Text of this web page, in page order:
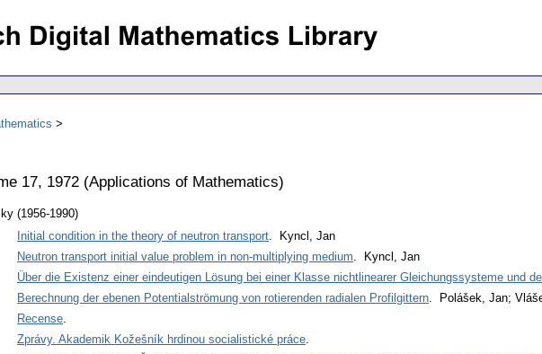
17, 1972 (Applications of Mathematics)
(1956-1990)
Initial condition in the theory of neutron transport. Kyncl, Jan
Neutron transport initial value problem in non-multiplying medium. Kyncl, Jan
Über die Existenz einer eindeutigen Lösung bei einer Klasse nichtlinearer Gleichungssysteme und
Berechnung der ebenen Potentialströmung von rotierenden radialen Profilgittern. Polášek, Jan;
Recense.
Zprávy. Akademik Kožešník hrdinou socialistické práce.